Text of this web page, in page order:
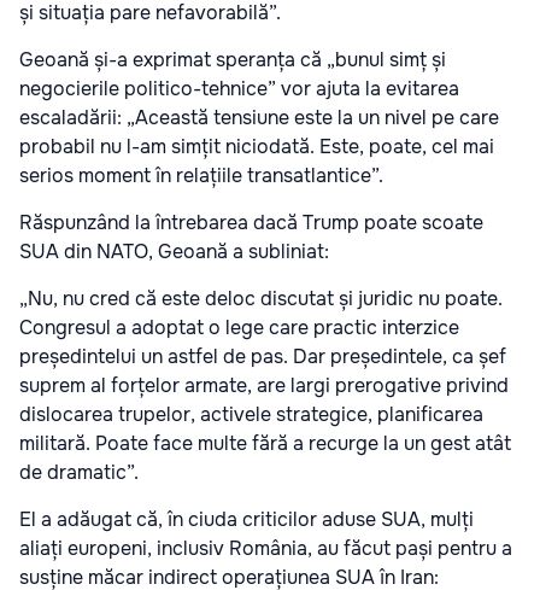
și situația pare nefavorabilă”.
Geoană și-a exprimat speranța că „bunul simț și
negocierile politico-tehnice” vor ajuta la evitarea
escaladării: „Această tensiune este la un nivel pe care
probabil nu l-am simțit niciodată. Este, poate, cel mai
serios moment în relațiile transatlantice”.
Răspunzând la întrebarea dacă Trump poate scoate
SUA din NATO, Geoană a subliniat:
„Nu, nu cred că este deloc discutat și juridic nu poate.
Congresul a adoptat o lege care practic interzice
președintelui un astfel de pas. Dar președintele, ca șef
suprem al forțelor armate, are largi prerogative privind
dislocarea trupelor, activele strategice, planificarea
militară. Poate face multe fără a recurge la un gest atât
de dramatic”.
El a adăugat că, în ciuda criticilor aduse SUA, mulți
aliați europeni, inclusiv România, au făcut pași pentru a
susține măcar indirect operațiunea SUA în Iran: